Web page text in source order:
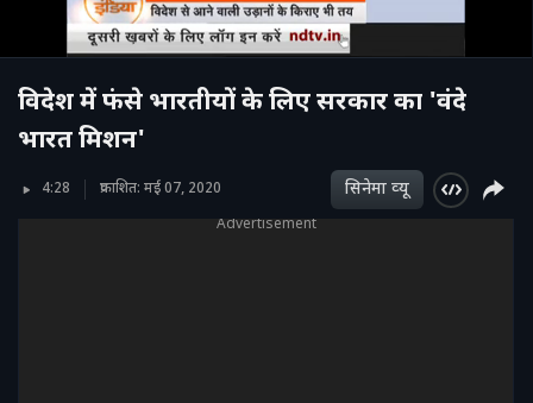
विदेश में फंसे भारतीयों के लिए सरकार का 'वंदे
भारत मिशन'
4:28 प्रकाशित: मई 07, 2020 सिनेमा व्‍यू
Advertisement